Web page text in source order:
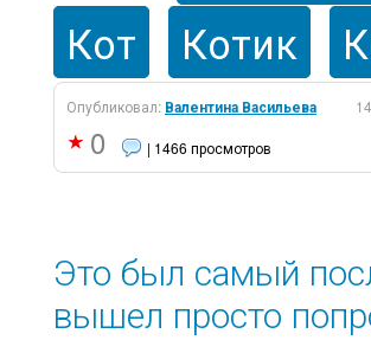
Кот
Котик
Опубликовал: Валентина Васильева
0 | 1466 просмотров
Это был самый
вышел просто